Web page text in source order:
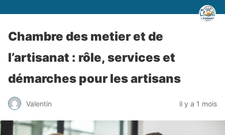
Chambre des metier et de
l’artisanat : rôle, services et
démarches pour les artisans
Valentin il y a 1 mois